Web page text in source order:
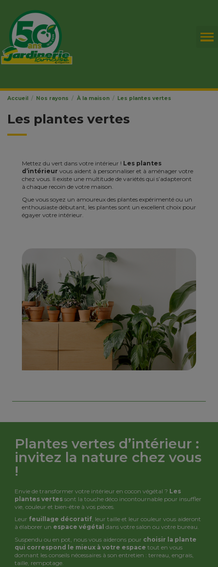
Accueil Nos rayons À la maison Les plantes vertes
Les plantes vertes
Mettez du vert dans votre intérieur ! Les plantes
d’intérieur vous aident à personnaliser et à aménager votre
chez vous. Il existe une multitude de variétés qui s’adapteront
à chaque recoin de votre maison.
Que vous soyez un amoureux des plantes expérimenté ou un
enthousiaste débutant, les plantes sont un excellent choix pour
égayer votre intérieur.
Plantes vertes d’intérieur :
invitez la nature chez vous
!
Envie de transformer votre intérieur en cocon végétal ? Les
plantes vertes sont la touche déco incontournable pour insuffler
vie, couleur et bien-être à vos pièces.
Leur feuillage décoratif, leur taille et leur couleur vous aideront
à élaborer un espace végétal dans votre salon ou votre bureau.
Suspendu ou en pot, nous vous aiderons pour choisir la plante
qui correspond le mieux à votre espace tout en vous
donnant les conseils nécessaires à son entretien : terreau, engrais,
taille, rempotage.